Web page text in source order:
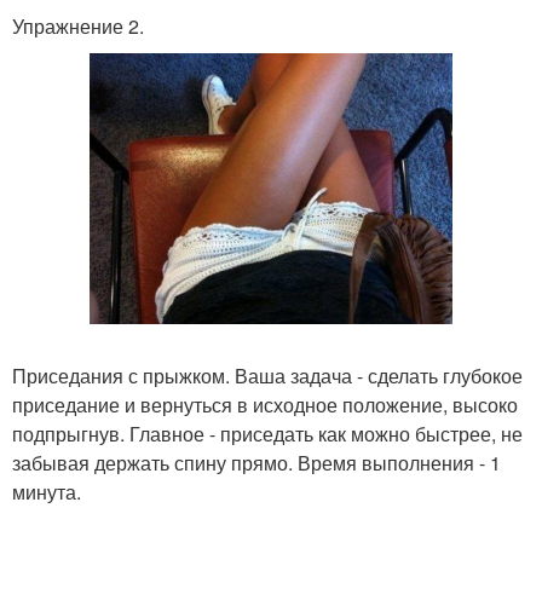
Упражнение 2.
Приседания с прыжком. Ваша задача - сделать глубокое
приседание и вернуться в исходное положение, высоко
подпрыгнув. Главное - приседать как можно быстрее, не
забывая держать спину прямо. Время выполнения - 1
минута.